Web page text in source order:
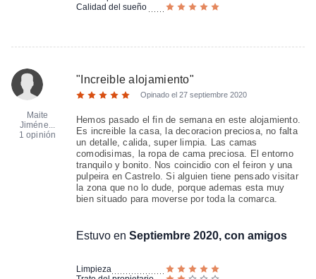
Calidad del sueño
Maite
Jiméne...
1 opinión
" Increible alojamiento"
Opinado el27 septiembre 2020
Hemos pasado el fin de semana en este alojamiento.
Es increible la casa, la decoracion preciosa, no falta
un detalle, calida, super limpia. Las camas
comodisimas, la ropa de cama preciosa. El entorno
tranquilo y bonito. Nos coincidio con el feiron y una
pulpeira en Castrelo. Si alguien tiene pensado visitar
la zona que no lo dude, porque ademas esta muy
bien situado para moverse por toda la comarca.
Estuvo enSeptiembre 2020, con amigos
Limpieza